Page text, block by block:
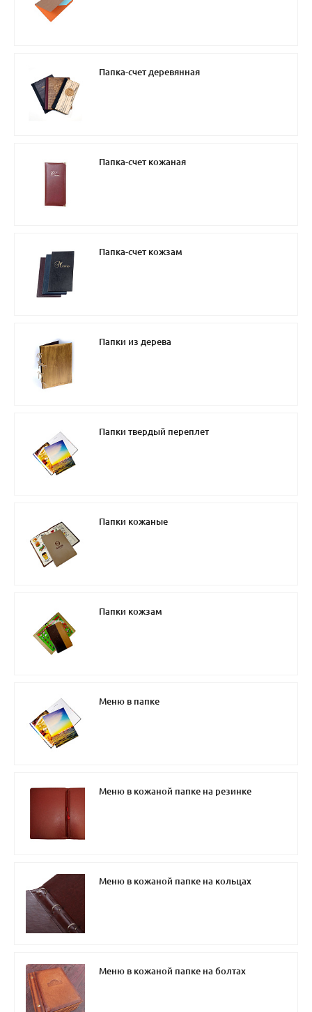
Папка-счет деревянная
Папка-счет кожаная
Папка-счет кожзам
Папки из дерева
Папки твердый переплет
Папки кожаные
Папки кожзам
Меню в папке
Меню в кожаной папке на резинке
Меню в кожаной папке на кольцах
Меню в кожаной папке на болтах